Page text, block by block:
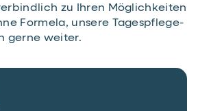
zu Ihren Möglichkeiten
Formela, unsere Tagespflege-
gerne weiter.